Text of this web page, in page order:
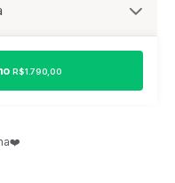
R$ 1.790,00